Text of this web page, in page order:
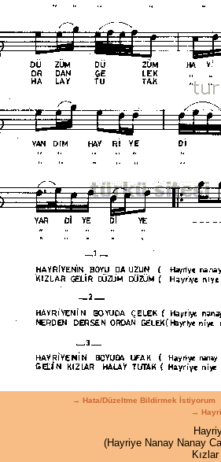
→ Hata/Düzeltme Bildirmek İstiyorum
→
(Hayriye Nanay Nanay